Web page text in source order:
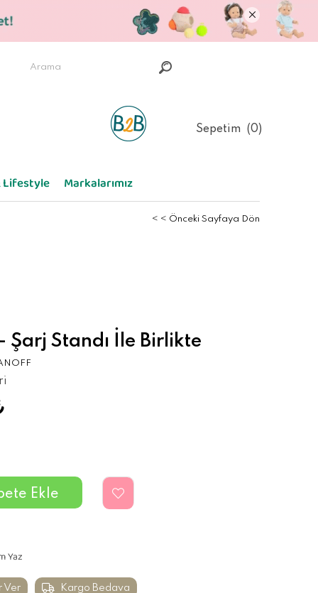
Sepetim 0
Markalarımız
< < Önceki Sayfaya Dön
Şarj Standı İle Birlikte
Yaz
Ver Kargo Bedava